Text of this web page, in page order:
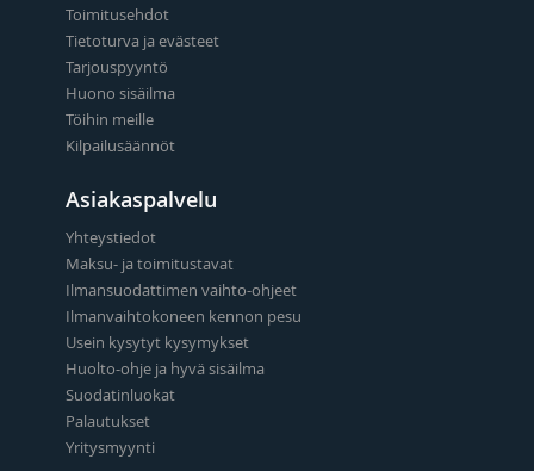
Toimitusehdot
Tietoturva ja evästeet
Tarjouspyyntö
Huono sisäilma
Töihin meille
Kilpailusäännöt
Asiakaspalvelu
Yhteystiedot
Maksu- ja toimitustavat
Ilmansuodattimen vaihto-ohjeet
Ilmanvaihtokoneen kennon pesu
Usein kysytyt kysymykset
Huolto-ohje ja hyvä sisäilma
Suodatinluokat
Palautukset
Yritysmyynti